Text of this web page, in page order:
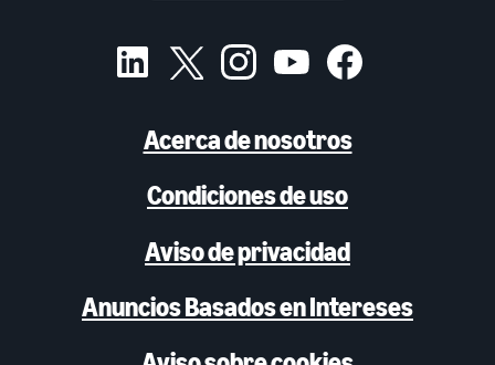
Acerca de nosotros
Condiciones de uso
Aviso de privacidad
Anuncios Basados en Intereses